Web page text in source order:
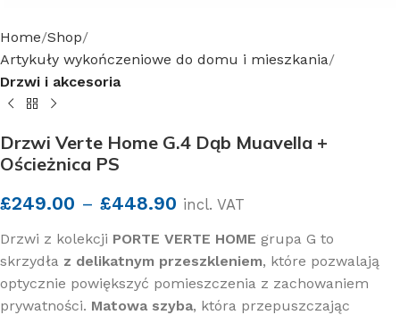
Home Shop
Artykuły wykończeniowe do domu i mieszkania
Drzwi i akcesoria
Drzwi Verte Home G.4 Dąb Muavella +
Ościeżnica PS
£249.00 – £448.90 incl. VAT
Drzwi z kolekcji PORTE VERTE HOME grupa G to
skrzydła z delikatnym przeszkleniem, które pozwalają
optycznie powiększyć pomieszczenia z zachowaniem
prywatności. Matowa szyba, która przepuszczając